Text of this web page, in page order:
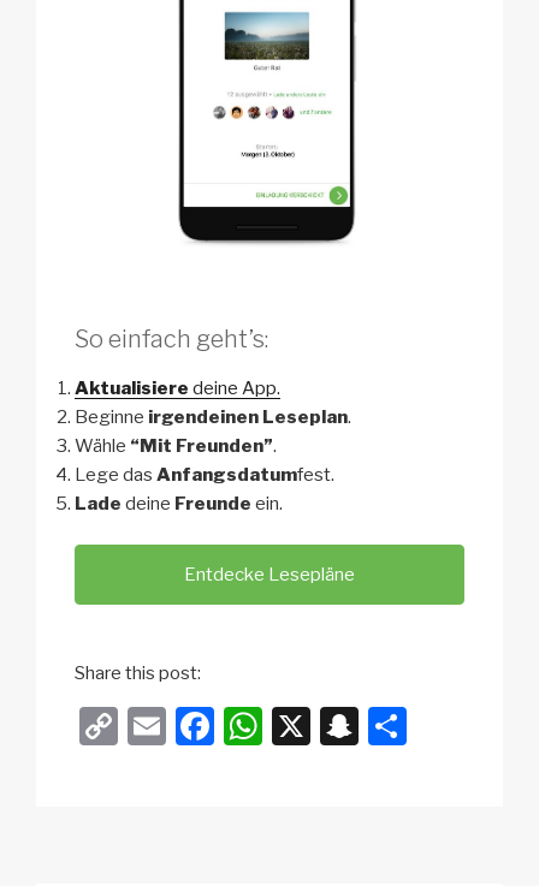
So einfach geht’s:
Aktualisiere deine App.
Beginne irgendeinen Leseplan.
Wähle “Mit Freunden”.
Lege das Anfangsdatumfest.
Lade deine Freunde ein.
Entdecke Lesepläne
Share this post:
C
E
F
W X
S